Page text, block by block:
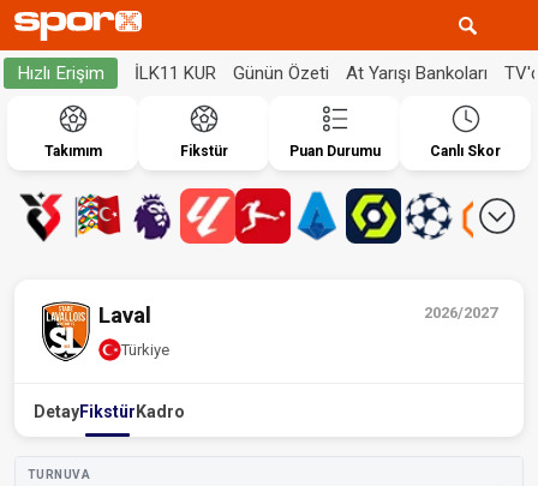
Hızlı Erişim İLK11 KUR Günün Özeti At Yarışı Bankoları
Takımım Fikstür Puan Durumu Canlı Skor
2026/2027
Laval
Türkiye
DetayFikstür Kadro
TURNUVA